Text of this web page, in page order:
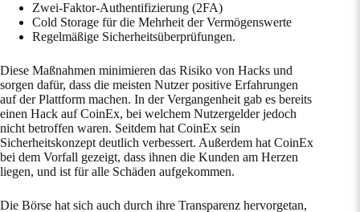
Zwei-Faktor-Authentifizierung (2FA)
Cold Storage für die Mehrheit der Vermögenswerte
Regelmäßige Sicherheitsüberprüfungen.
Diese Maßnahmen minimieren das Risiko von Hacks und
sorgen dafür, dass die meisten Nutzer positive Erfahrungen
auf der Plattform machen. In der Vergangenheit gab es bereits
einen Hack auf CoinEx, bei welchem Nutzergelder jedoch
nicht betroffen waren. Seitdem hat CoinEx sein
Sicherheitskonzept deutlich verbessert. Außerdem hat CoinEx
bei dem Vorfall gezeigt, dass ihnen die Kunden am Herzen
liegen, und ist für alle Schäden aufgekommen.
Die Börse hat sich auch durch ihre Transparenz hervorgetan,